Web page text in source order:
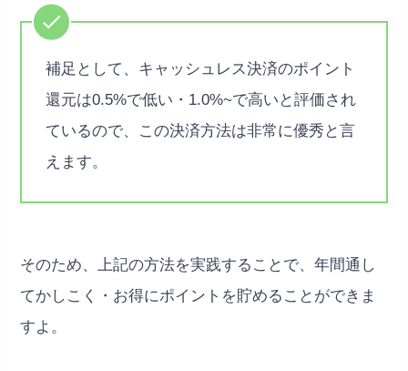
補足として、キャッシュレス決済のポイント
還元は0.5%で低い・1.0%~で高いと評価され
ているので、この決済方法は非常に優秀と言
えます。
そのため、上記の方法を実践することで、年間通し
てかしこく・お得にポイントを貯めることができま
すよ。